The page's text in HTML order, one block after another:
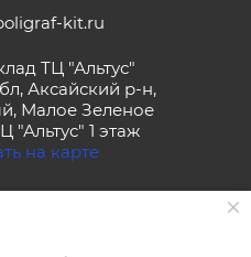
kit.ru
ТЦ "Альтус"
Аксайский р-н,
Малое Зеленое
"Альтус" 1 этаж
на карте